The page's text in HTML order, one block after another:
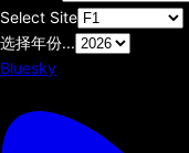
Select Site
选择年份...
Bluesky